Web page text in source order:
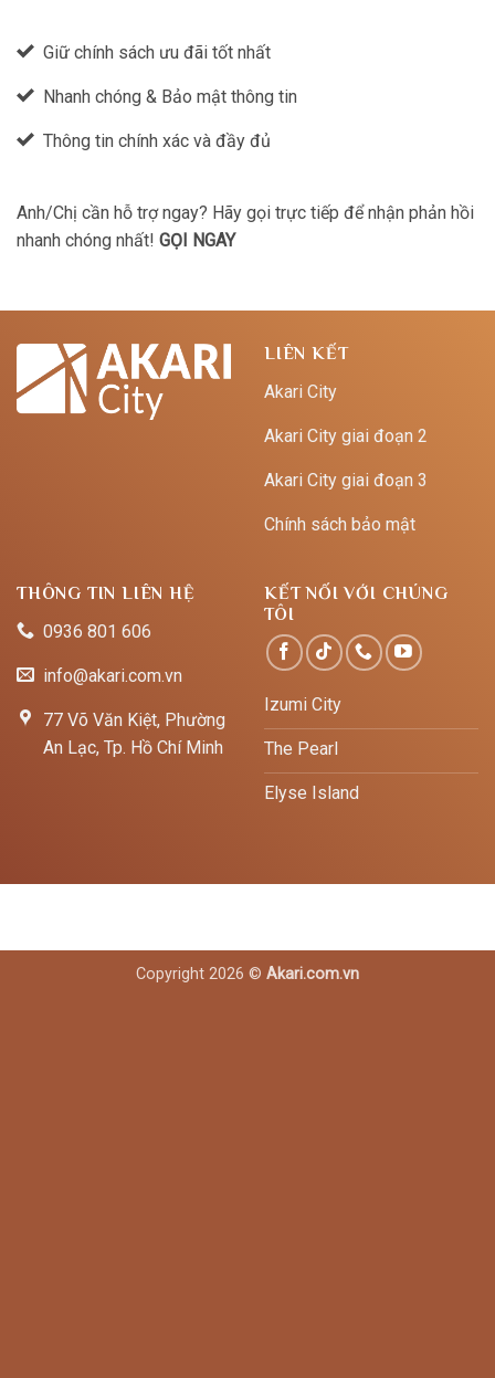
Giữ chính sách ưu đãi tốt nhất
Nhanh chóng & Bảo mật thông tin
Thông tin chính xác và đầy đủ
Anh/Chị cần hỗ trợ ngay? Hãy gọi trực tiếp để nhận phản hồi
nhanh chóng nhất! GỌI NGAY
LIÊN KẾT
Akari City
Akari City giai đoạn 2
Akari City giai đoạn 3
Chính sách bảo mật
THÔNG TIN LIÊN HỆ
0936 801 606
info@akari.com.vn
77 Võ Văn Kiệt, Phường
An Lạc, Tp. Hồ Chí Minh
KẾT NỐI VỚI CHÚNG
TÔI
Izumi City
The Pearl
Elyse Island
Copyright 2026 © Akari.com.vn